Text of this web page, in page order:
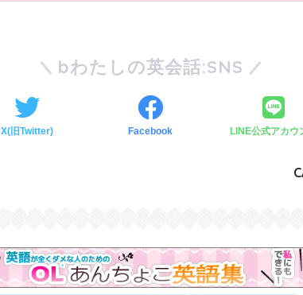
bわたしの英会話:SNS
X(旧Twitter) Facebook LINE公式アカウ